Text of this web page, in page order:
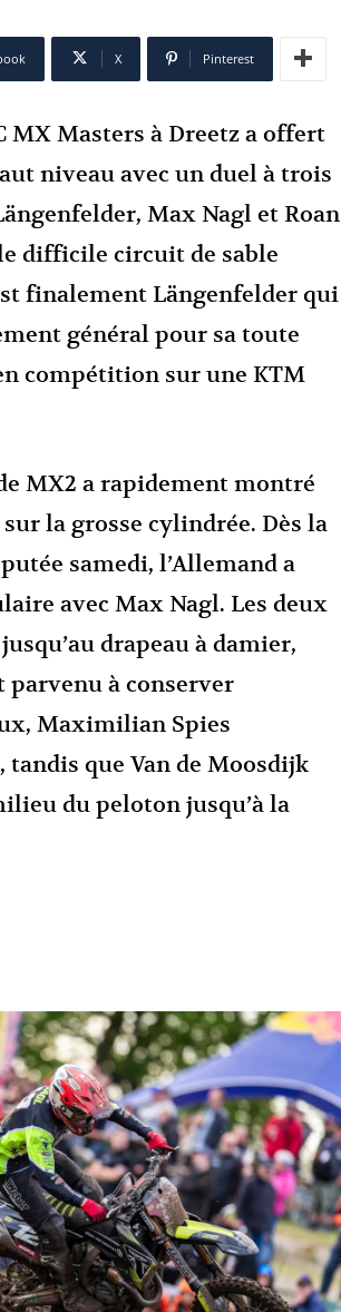
X Pinterest
MX Masters à Dreetz a offert
niveau avec un duel à trois
Max Nagl et Roan
difficile circuit de sable
finalement Längenfelder qui
général pour sa toute
compétition sur une KTM
MX2 a rapidement montré
sur la grosse cylindrée. Dès la
samedi, l’Allemand a
avec Max Nagl. Les deux
drapeau à damier,
parvenu à conserver
Maximilian Spies
que Van de Moosdijk
du peloton jusqu’à la